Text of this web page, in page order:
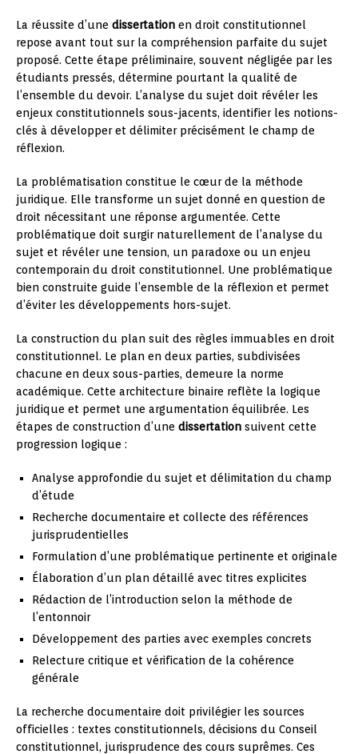
La réussite d’une dissertation en droit constitutionnel
repose avant tout sur la compréhension parfaite du sujet
proposé. Cette étape préliminaire, souvent négligée par les
étudiants pressés, détermine pourtant la qualité de
l’ensemble du devoir. L’analyse du sujet doit révéler les
enjeux constitutionnels sous-jacents, identifier les notions-
clés à développer et délimiter précisément le champ de
réflexion.
La problématisation constitue le cœur de la méthode
juridique. Elle transforme un sujet donné en question de
droit nécessitant une réponse argumentée. Cette
problématique doit surgir naturellement de l’analyse du
sujet et révéler une tension, un paradoxe ou un enjeu
contemporain du droit constitutionnel. Une problématique
bien construite guide l’ensemble de la réflexion et permet
d’éviter les développements hors-sujet.
La construction du plan suit des règles immuables en droit
constitutionnel. Le plan en deux parties, subdivisées
chacune en deux sous-parties, demeure la norme
académique. Cette architecture binaire reflète la logique
juridique et permet une argumentation équilibrée. Les
étapes de construction d’une dissertation suivent cette
progression logique :
Analyse approfondie du sujet et délimitation du champ
d’étude
Recherche documentaire et collecte des références
jurisprudentielles
Formulation d’une problématique pertinente et originale
Élaboration d’un plan détaillé avec titres explicites
Rédaction de l’introduction selon la méthode de
l’entonnoir
Développement des parties avec exemples concrets
Relecture critique et vérification de la cohérence
générale
La recherche documentaire doit privilégier les sources
officielles : textes constitutionnels, décisions du Conseil
constitutionnel, jurisprudence des cours suprêmes. Ces